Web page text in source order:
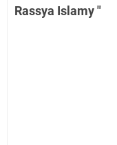
Rassya Islamy "